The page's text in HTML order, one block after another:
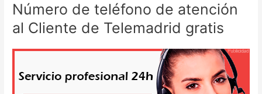
Número de teléfono de atención
al Cliente de Telemadrid gratis